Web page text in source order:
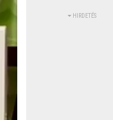
HIRDETÉS